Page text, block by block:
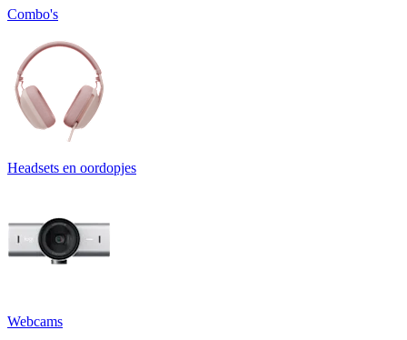
Combo's
Headsets en oordopjes
Webcams